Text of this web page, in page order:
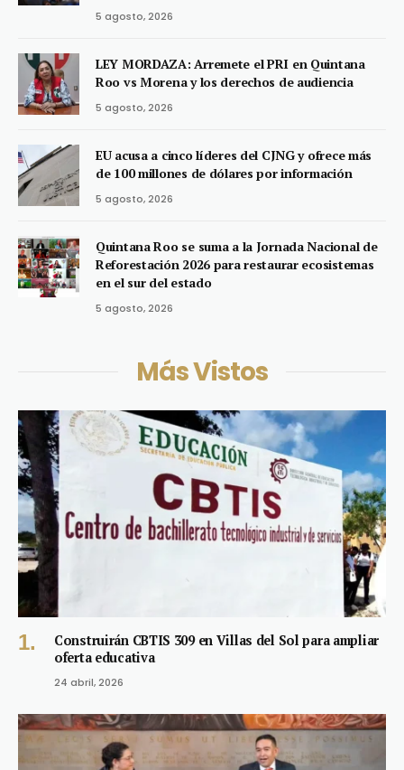
5 agosto, 2026
LEY MORDAZA: Arremete el PRI en Quintana
Roo vs Morena y los derechos de audiencia
5 agosto, 2026
EU acusa a cinco líderes del CJNG y ofrece más
de 100 millones de dólares por información
5 agosto, 2026
Quintana Roo se suma a la Jornada Nacional de
Reforestación 2026 para restaurar ecosistemas
en el sur del estado
5 agosto, 2026
Más Vistos
Construirán CBTIS 309 en Villas del Sol para ampliar
oferta educativa
24 abril, 2026